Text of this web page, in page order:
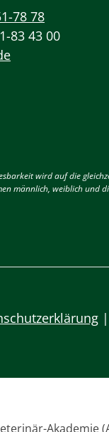
78 78
83 43 00
wird auf die
männlich, weiblich und
|
Akademie